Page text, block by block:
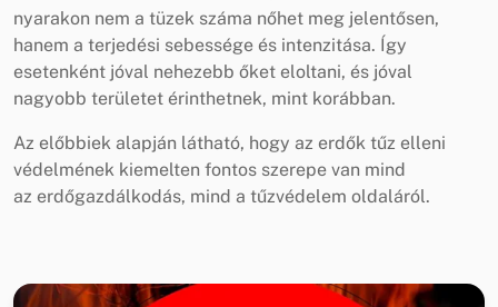
nyarakon nem a tüzek száma nőhet meg jelentősen,
hanem a terjedési sebessége és intenzitása. Így
esetenként jóval nehezebb őket eloltani, és jóval
nagyobb területet érinthetnek, mint korábban.
Az előbbiek alapján látható, hogy az erdők tűz elleni
védelmének kiemelten fontos szerepe van mind
az erdőgazdálkodás, mind a tűzvédelem oldaláról.